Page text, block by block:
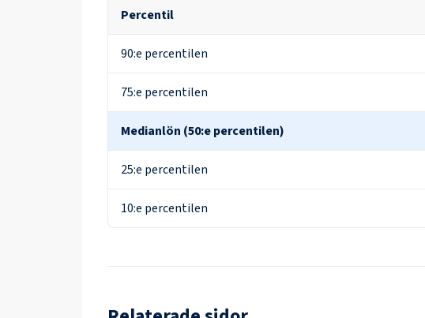
Percentil
90:e percentilen
75:e percentilen
Medianlön (50:e percentilen)
25:e percentilen
10:e percentilen